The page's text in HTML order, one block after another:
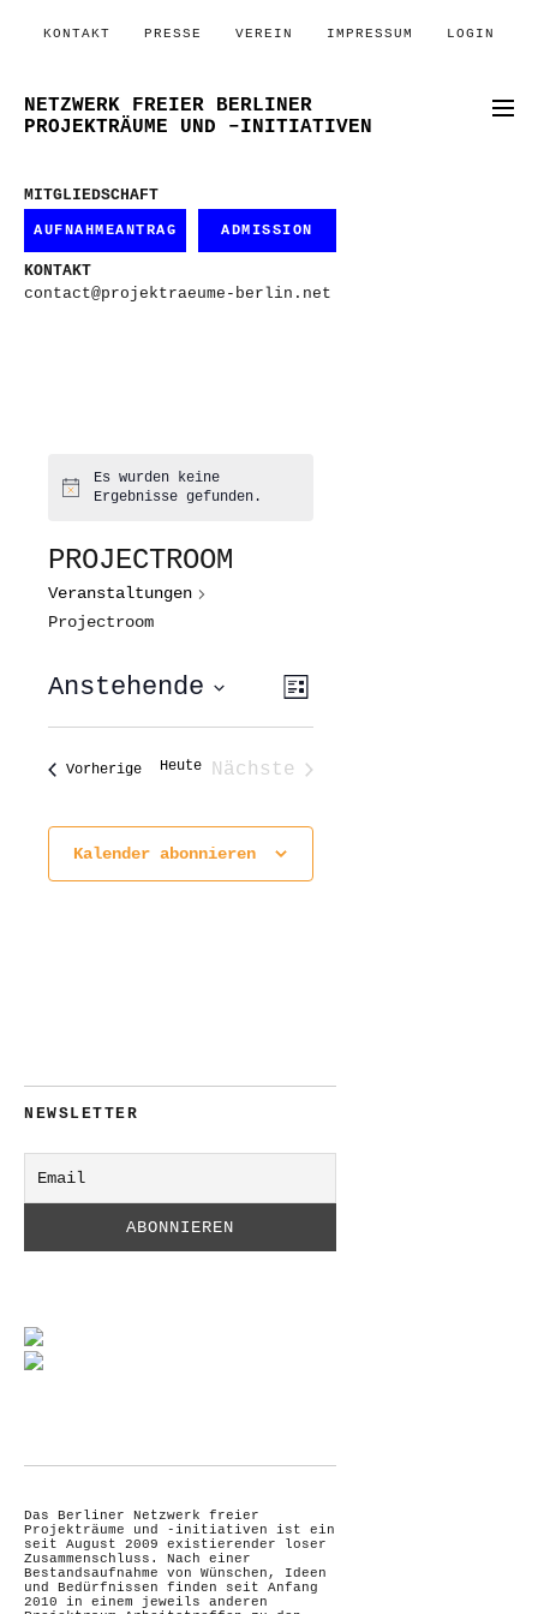
KONTAKT PRESSE VEREIN IMPRESSUM LOGIN
NETZWERK FREIER BERLINER
PROJEKTRÄUME UND –INITIATIVEN
MITGLIEDSCHAFT
AUFNAHMEANTRAG ADMISSION
KONTAKT
contact@projektraeume-berlin.net
Hinweis
Es wurden keine
Ergebnisse gefunden.
PROJECTROOM
Veranstaltungen
Projectroom
ANSICHTEN-
NAVIGATION
VERANSTALTUNG
ANSICHTEN-
Liste
Anstehende
wählen.
VorherigeVeranstaltungen
Heute
Nächste
Kalender abonnieren
NEWSLETTER
Das Berliner Netzwerk freier
Projekträume und -initiativen ist ein
seit August 2009 existierender loser
Zusammenschluss. Nach einer
Bestandsaufnahme von Wünschen, Ideen
und Bedürfnissen finden seit Anfang
2010 in einem jeweils anderen